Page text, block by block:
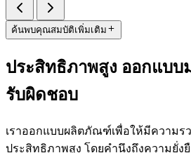
ค้นพบคุณสมบัติเพิ่มเติม
ประสิทธิภาพสูง ออกแบบ
รับผิดชอบ
เราออกแบบผลิตภัณฑ์เพื่อให้มีความร
ประสิทธิภาพสูง โดยคำนึงถึงความยั่